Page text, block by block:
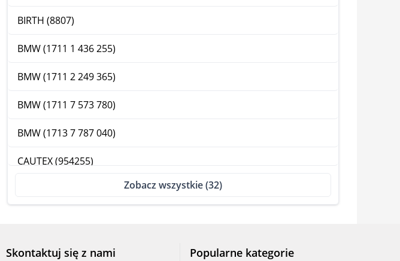
BIRTH (8807)
BMW (1711 1 436 255)
BMW (1711 2 249 365)
BMW (1711 7 573 780)
BMW (1713 7 787 040)
CAUTEX (954255)
HELLA (8MA376755101)
Zobacz wszystkie (32)
Skontaktuj się z nami Popularne kategorie